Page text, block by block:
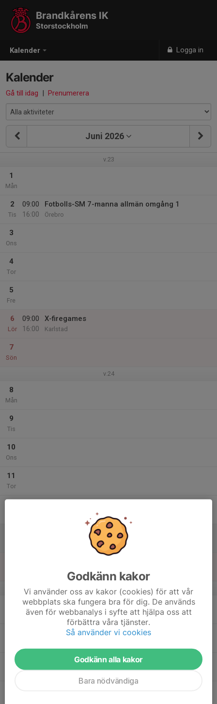
Kalender Logga in
Brandkårens IK
Storstockholm
Kalender
Gå till idag | Prenumerera
Juni 2026
v.23
1
Mån
2
Tis
09:00
16:00
Fotbolls-SM 7-manna allmän omgång 1
Örebro
3
Ons
4
Tor
5
Fre
6
Lör
09:00
16:00
X-firegames
Karlstad
7
Sön
v.24
8
Mån
9
Tis
10
Ons
11
Tor
v.25
17
Godkänn kakor
Vi använder oss av kakor (cookies) för att vår
webbplats ska fungera bra för dig. De används
även för webbanalys i syfte att hjälpa oss att
förbättra våra tjänster.
Så använder vi cookies
Godkänn alla kakor
Bara nödvändiga